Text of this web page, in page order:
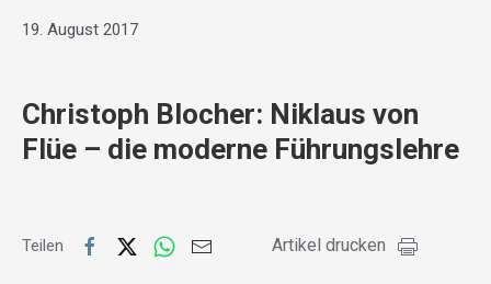
19. August 2017
Christoph Blocher: Niklaus von
Flüe – die moderne Führungslehre
Teilen Artikel drucken